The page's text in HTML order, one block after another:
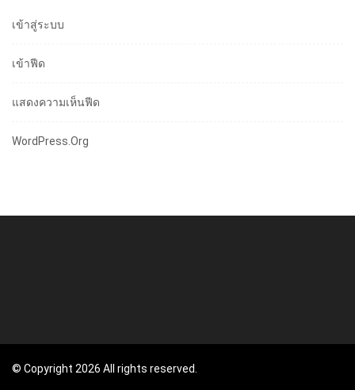
เข้าสู่ระบบ
เข้าฟีด
แสดงความเห็นฟีด
WordPress.org
© Copyright 2026 All rights reserved.